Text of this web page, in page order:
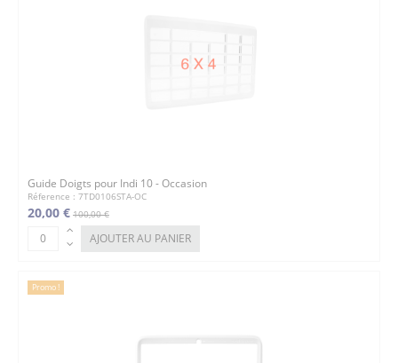
Guide Doigts pour Indi 10 - Occasion
Réference : 7TD0106STA-OC
20,00 € 100,00 €
AJOUTER AU PANIER
Promo !